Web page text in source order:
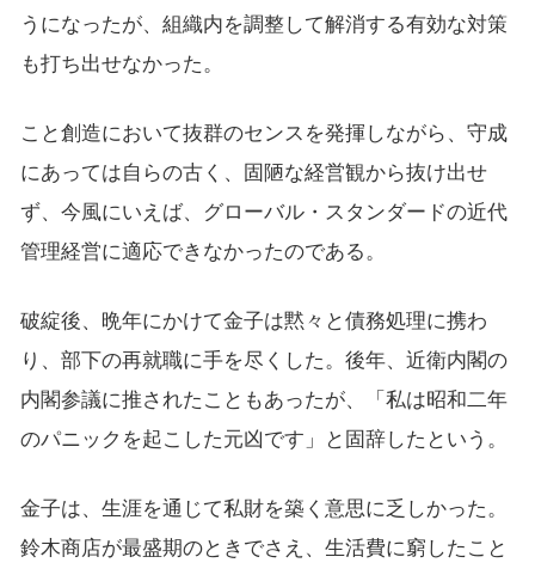
うになったが、組織内を調整して解消する有効な対策
も打ち出せなかった。
こと創造において抜群のセンスを発揮しながら、守成
にあっては自らの古く、固陋な経営観から抜け出せ
ず、今風にいえば、グローバル・スタンダードの近代
管理経営に適応できなかったのである。
破綻後、晩年にかけて金子は黙々と債務処理に携わ
り、部下の再就職に手を尽くした。後年、近衛内閣の
内閣参議に推されたこともあったが、「私は昭和二年
のパニックを起こした元凶です」と固辞したという。
金子は、生涯を通じて私財を築く意思に乏しかった。
鈴木商店が最盛期のときでさえ、生活費に窮したこと